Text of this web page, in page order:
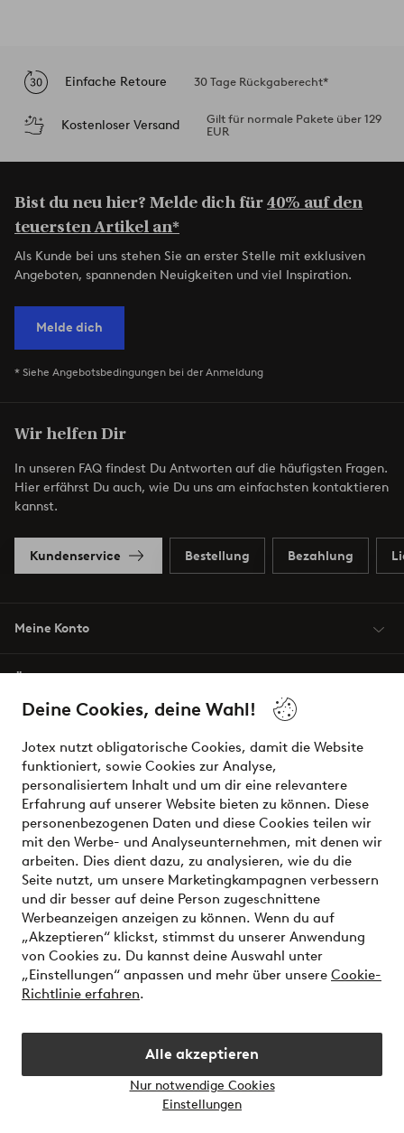
Deine Cookies, deine Wahl!
Jotex nutzt obligatorische Cookies, damit die Website
funktioniert, sowie Cookies zur Analyse,
personalisiertem Inhalt und um dir eine relevantere
Erfahrung auf unserer Website bieten zu können. Diese
personenbezogenen Daten und diese Cookies teilen wir
mit den Werbe- und Analyseunternehmen, mit denen wir
arbeiten. Dies dient dazu, zu analysieren, wie du die
Seite nutzt, um unsere Marketingkampagnen verbessern
und dir besser auf deine Person zugeschnittene
Werbeanzeigen anzeigen zu können. Wenn du auf
„Akzeptieren“ klickst, stimmst du unserer Anwendung
von Cookies zu. Du kannst deine Auswahl unter
„Einstellungen“ anpassen und mehr über unsere Cookie-
Richtlinie erfahren.
Alle akzeptieren
Nur notwendige Cookies
Einstellungen
Einfache Retoure 30 Tage Rückgaberecht*
Kostenloser Versand
Gilt für normale Pakete über 129
EUR
Bist du neu hier? Melde dich für40% auf den
teuersten Artikel an*
Als Kunde bei uns stehen Sie an erster Stelle mit exklusiven
Angeboten, spannenden Neuigkeiten und viel Inspiration.
Melde dich
* Siehe Angebotsbedingungen bei der Anmeldung
Wir helfen Dir
In unseren FAQ findest Du Antworten auf die häufigsten Fragen.
Hier erfährst Du auch, wie Du uns am einfachsten kontaktieren
kannst.
Kundenservice Bestellung Bezahlung
Meine Konto
Bedingungen
Sichere Zahlungen - Jetzt bezahlen oder aufteilen
Möchtest du mehr über unsere
Zahlungsmöglichkeitenerfahren?